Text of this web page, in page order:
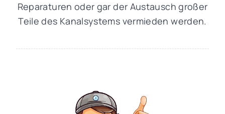
Reparaturen oder gar der Austausch großer
Teile des Kanalsystems vermieden werden.